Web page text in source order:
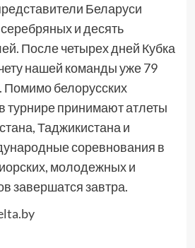
Беларуси
и десять
После четырех дней Кубка
нашей команды уже 79
Помимо белорусских
турнире принимают атлеты
Таджикистана и
соревнования в
молодежных и
завершатся завтра.